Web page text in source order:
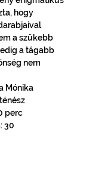
hogy
a szűkebb
a tágabb
nem
Mónika
perc
30